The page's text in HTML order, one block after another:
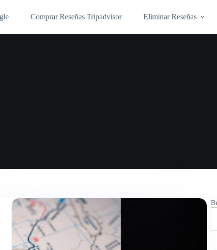
Comprar Reseñas Tripadvisor Eliminar Reseñas